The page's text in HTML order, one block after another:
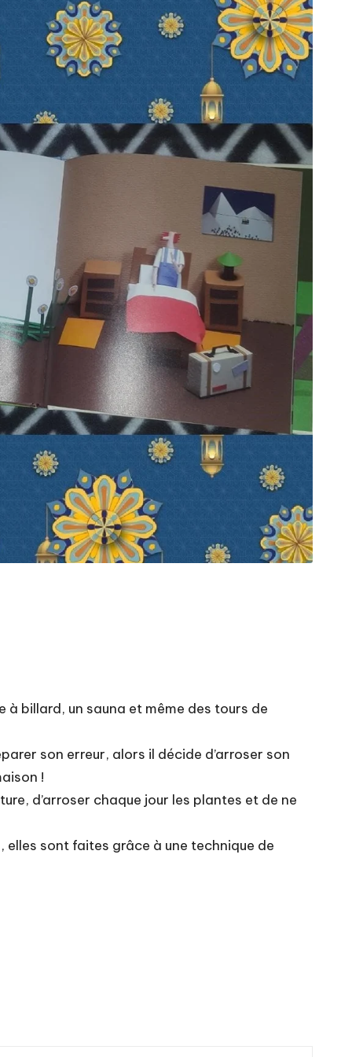
à billard, un sauna et même des tours de
son erreur, alors il décide d’arroser son
!
d’arroser chaque jour les plantes et de ne
sont faites grâce à une technique de